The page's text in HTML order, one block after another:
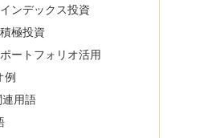
ンデックス投資
極投資
ートフォリオ活用
例
連用語